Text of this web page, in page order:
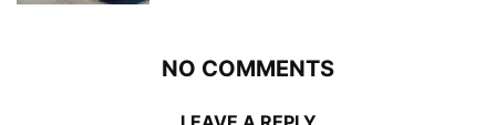
NO COMMENTS